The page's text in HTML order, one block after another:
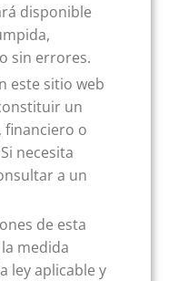
disponible
sin errores.
este sitio web
un
o
necesita
a un
de esta
medida
ley aplicable y